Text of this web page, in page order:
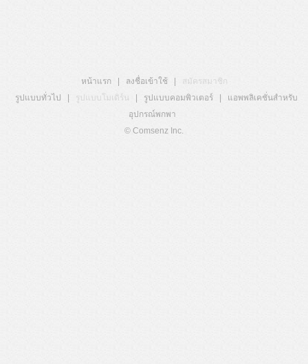
หน้าแรก ลงชื่อเข้าใช้
สมัครสมาชิก
รูปแบบทั่วไป
รูปแบบโมเดิร์น รูปแบบคอมพิวเตอร์
แอพพลิเคชั่นสำหรับ
อุปกรณ์พกพา
© Comsenz Inc.